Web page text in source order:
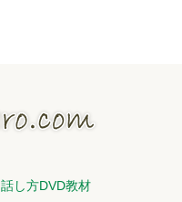
話し方DVD教材